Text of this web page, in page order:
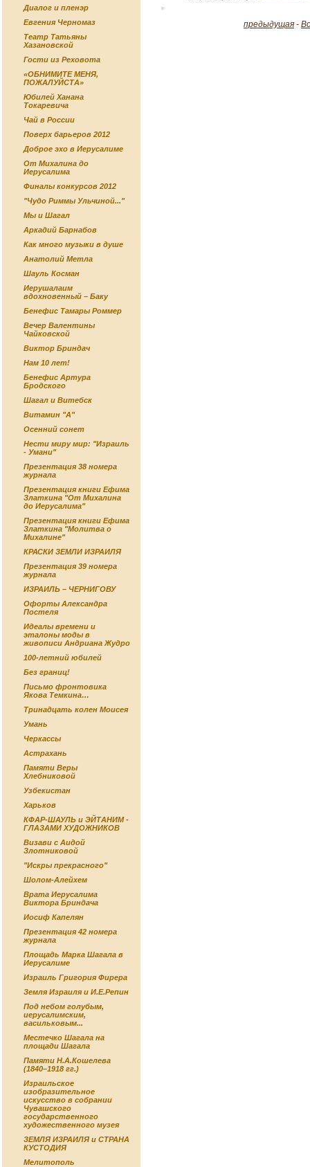
Диалог и пленэр
Евгения Черномаз
Театр Татьяны
Хазановской
Гости из Реховота
«ОБНИМИТЕ МЕНЯ,
ПОЖАЛУЙСТА»
Юбилей Ханана
Токаревича
Чай в России
Поверх барьеров 2012
Доброе эхо в Иерусалиме
От Михалина до
Иерусалима
Финалы конкурсов 2012
"Чудо Риммы Ульчиной..."
Мы и Шагал
Аркадий Барнабов
Как много музыки в душе
Анатолий Метла
Шауль Косман
Иерушалаим
вдохновенный – Баку
Бенефис Тамары Роммер
Вечер Валентины
Чайковской
Виктор Бриндач
Нам 10 лет!
Бенефис Артура
Бродского
Шагал и Витебск
Витамин "А"
Осенний сонет
Нести миру мир: "Израиль
- Умани"
Презентация 38 номера
журнала
Презентация книги Ефима
Златкина "От Михалина
до Иерусалима"
Презентация книги Ефима
Златкина "Молитва о
Михалине"
КРАСКИ ЗЕМЛИ ИЗРАИЛЯ
Презентация 39 номера
журнала
ИЗРАИЛЬ – ЧЕРНИГОВУ
Офорты Александра
Постеля
Идеалы времени и
эталоны моды в
живописи Андриана Жудро
100-летний юбилей
Без границ!
Письмо фронтовика
Якова Темкина…
Тринадцать колен Моисея
Умань
Черкассы
Астрахань
Памяти Веры
Хлебниковой
Узбекистан
Харьков
КФАР-ШАУЛЬ и ЭЙТАНИМ -
ГЛАЗАМИ ХУДОЖНИКОВ
Визави с Аидой
Злотниковой
"Искры прекрасного"
Шолом-Алейхем
Врата Иерусалима
Виктора Бриндача
Иосиф Капелян
Презентация 42 номера
журнала
Площадь Марка Шагала в
Иерусалиме
Израиль Григория Фирера
Земля Израиля и И.Е.Репин
Под небом голубым,
иерусалимским,
васильковым...
Местечко Шагала на
площади Шагала
Памяти Н.А.Кошелева
(1840–1918 гг.)
Израильское
изобразительное
искусство в собрании
Чувашского
государственного
художественного музея
ЗЕМЛЯ ИЗРАИЛЯ и СТРАНА
КУСТОДИЯ
Мелитополь
предыдущая -